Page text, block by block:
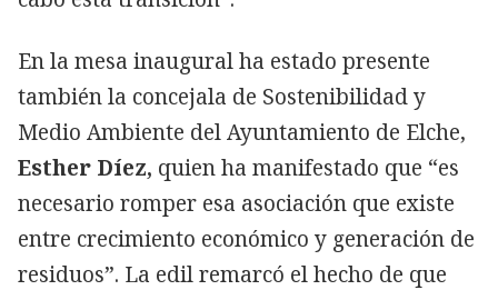
En la mesa inaugural ha estado presente
también la concejala de Sostenibilidad y
Medio Ambiente del Ayuntamiento de Elche,
Esther Díez, quien ha manifestado que “es
necesario romper esa asociación que existe
entre crecimiento económico y generación de
residuos”. La edil remarcó el hecho de que